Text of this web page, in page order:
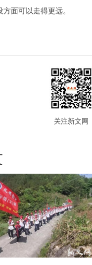
面可以走得更远。
关注新文网